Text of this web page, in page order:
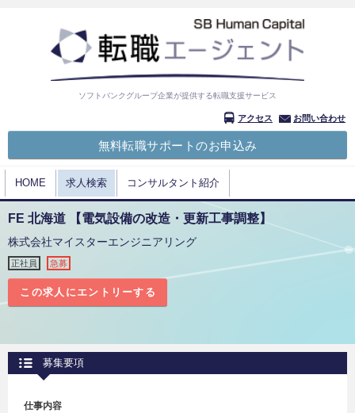
ソフトバンクグループ企業が提供する転職支援サービス
アクセス お問い合わせ
無料転職サポートのお申込み
HOME 求人検索 コンサルタント紹介
FE 北海道 【電気設備の改造・更新工事調整】
株式会社マイスターエンジニアリング
正社員 急募
この求人にエントリーする
募集要項
仕事内容